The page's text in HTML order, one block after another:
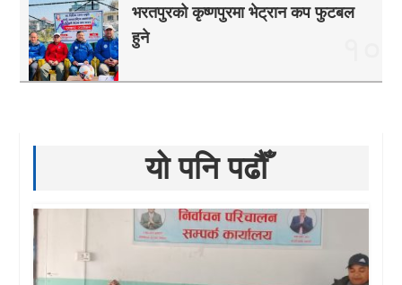
भरतपुरको कृष्णपुरमा भेट्रान कप फुटबल
हुने
यो पनि पढौँ